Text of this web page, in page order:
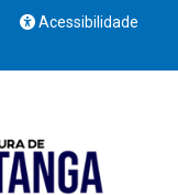
Acessibilidade